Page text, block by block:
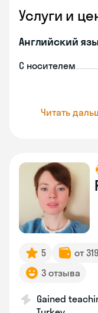
Услуги и
Английский
С носителем
Читать
5 от
3 отзыва
Gained